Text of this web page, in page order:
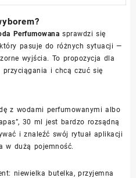
Perfumowana sprawdzi się
pasuje do różnych sytuacji —
wyjścia. To propozycja dla
i chcą czuć się
z wodami perfumowanymi albo
30 ml jest bardzo rozsądną
i znaleźć swój rytuał aplikacji
w dużą pojemność.
niewielka butelka, przyjemna